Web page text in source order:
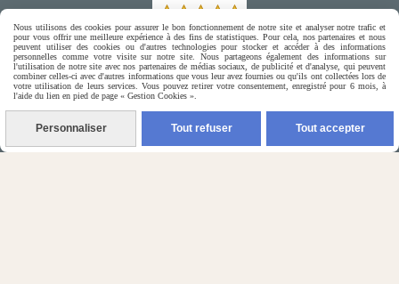
(5) Nos Avis Clients :
CE QU'EN PENSENT NOS CLIENTS
Contactez-nous
Nous utilisons des cookies pour assurer le bon fonctionnement de notre site et analyser notre trafic et
pour vous offrir une meilleure expérience à des fins de statistiques. Pour cela, nos partenaires et nous
peuvent utiliser des cookies ou d'autres technologies pour stocker et accéder à des informations
personnelles comme votre visite sur notre site. Nous partageons également des informations sur
l'utilisation de notre site avec nos partenaires de médias sociaux, de publicité et d'analyse, qui peuvent
combiner celles-ci avec d'autres informations que vous leur avez fournies ou qu'ils ont collectées lors de
votre utilisation de leurs services. Vous pouvez retirer votre consentement, enregistré pour 6 mois, à
l'aide du lien en pied de page « Gestion Cookies ».
Personnaliser Tout refuser Tout accepter